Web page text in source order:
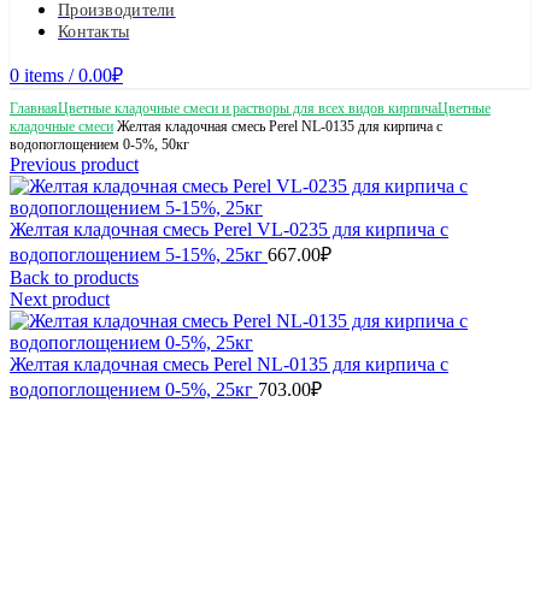
Производители
Контакты
0 items / 0.00₽
ГлавнаяЦветные кладочные смеси и растворы для всех видов кирпичаЦветные
кладочные смеси Желтая кладочная смесь Perel NL-0135 для кирпича с
водопоглощением 0-5%, 50кг
Previous product
Желтая кладочная смесь Perel VL-0235 для кирпича с
водопоглощением 5-15%, 25кг 667.00₽
Back to products
Next product
Желтая кладочная смесь Perel NL-0135 для кирпича с
водопоглощением 0-5%, 25кг 703.00₽